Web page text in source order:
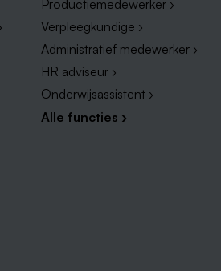
Productiemedewerker ›
Verpleegkundige ›
Administratief medewerker ›
HR adviseur ›
Onderwijsassistent ›
Alle functies ›